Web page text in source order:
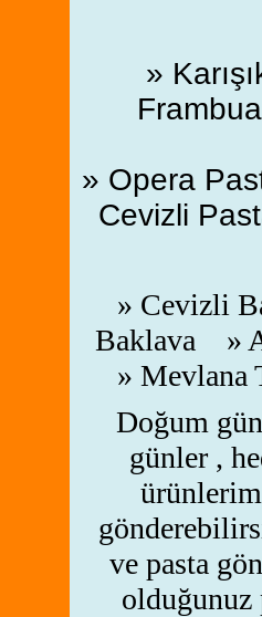
»
» Opera
Cevizli
» Cevizli
Baklava »
»
Doğum
günler ,
ve pasta
olduğunuz